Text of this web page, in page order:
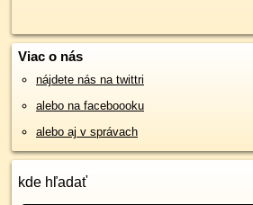
Viac o nás
nájdete nás na twittri
alebo na faceboooku
alebo aj v správach
kde hľadať